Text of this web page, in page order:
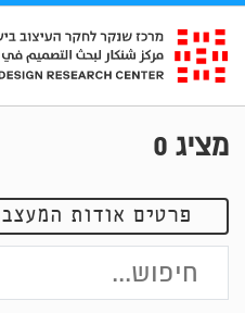
מציג 0
פרטים אודות